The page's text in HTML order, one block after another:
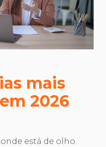
mais
2026
está de olho.